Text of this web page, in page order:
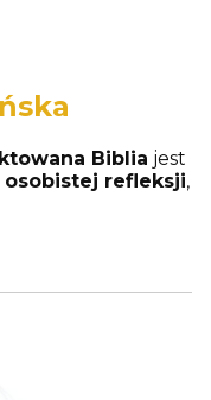
Biblia jest
osobistej refleksji,